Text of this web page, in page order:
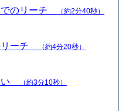
でのリーチ （約2分40秒）
リーチ （約4分20秒）
い （約3分10秒）